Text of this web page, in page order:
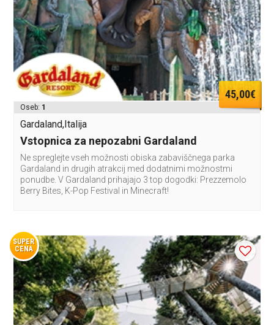
45,00€
Oseb: 1
Gardaland,Italija
Vstopnica za nepozabni Gardaland
Ne spreglejte vseh možnosti obiska zabaviščnega parka
Gardaland in drugih atrakcij med dodatnimi možnostmi
ponudbe. V Gardaland prihajajo 3 top dogodki: Prezzemolo
Berry Bites, K-Pop Festival in Minecraft!
SUPER
CENA